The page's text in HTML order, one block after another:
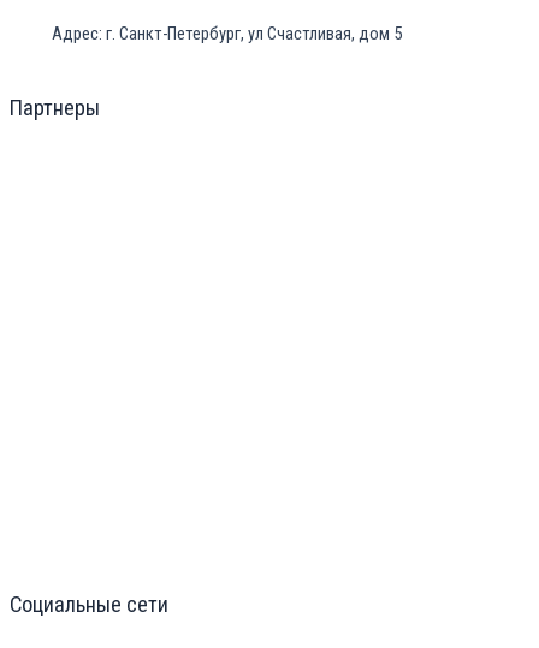
Адрес: г. Санкт-Петербург, ул Счастливая, дом 5
Партнеры
Социальные сети